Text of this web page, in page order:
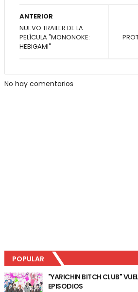
ANTERIOR
NUEVO TRAILER DE LA
PELÍCULA "MONONOKE:
HEBIGAMI"
No hay comentarios
POPULAR
"YARICHIN BITCH CLUB"
EPISODIOS